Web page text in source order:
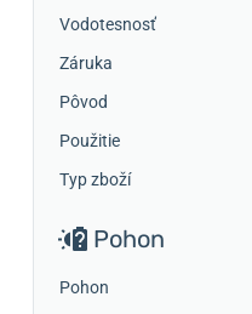
Vodotesnosť
Záruka
Pôvod
Použitie
Typ zboží
Pohon
Pohon